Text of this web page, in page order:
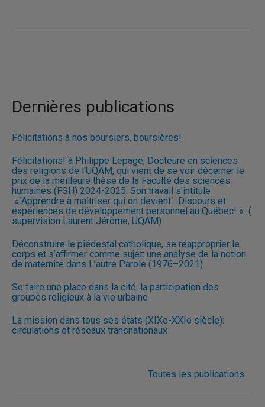
Dernières publications
Félicitations à nos boursiers, boursières!
Félicitations! à Philippe Lepage, Docteure en sciences
des religions de l'UQAM, qui vient de se voir décerner le
prix de la meilleure thèse de la Faculté des sciences
humaines (FSH) 2024-2025. Son travail s'intitule
«"Apprendre à maîtriser qui on devient": Discours et
expériences de développement personnel au Québec! » (
supervision Laurent Jérôme, UQAM)
Déconstruire le piédestal catholique, se réapproprier le
corps et s’affirmer comme sujet: une analyse de la notion
de maternité dans L’autre Parole (1976–2021)
Se faire une place dans la cité: la participation des
groupes religieux à la vie urbaine
La mission dans tous ses états (XIXe-XXIe siècle):
circulations et réseaux transnationaux
Toutes les publications